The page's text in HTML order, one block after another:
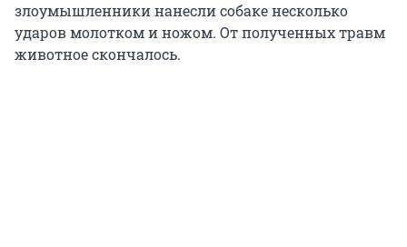
злоумышленники нанесли собаке несколько
ударов молотком и ножом. От полученных травм
животное скончалось.